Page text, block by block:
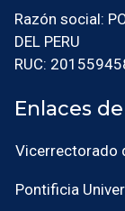
Razón social:
DEL PERU
RUC:
Enlaces
Vicerrectorado
Pontificia